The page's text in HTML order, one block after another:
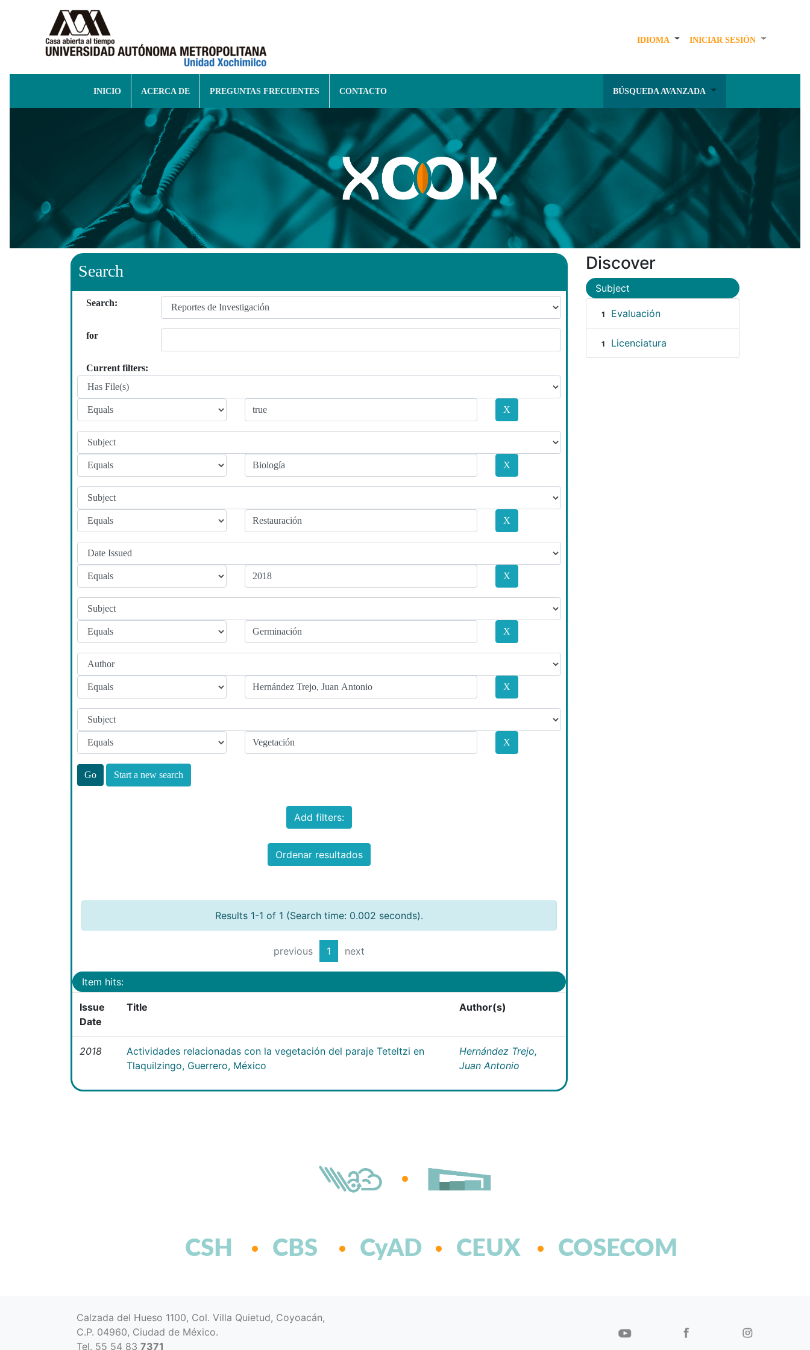
IDIOMA INICIAR SESIÓN
INICIO ACERCA DE PREGUNTAS FRECUENTES CONTACTO BÚSQUEDA AVANZADA
Search
Search:
for
Current filters:
Start a new search
Add filters:
Ordenar resultados
Results 1-1 of 1 (Search time: 0.002 seconds).
previous 1 next
Item hits:
Issue
Date
Title Author(s)
2018
Actividades relacionadas con la vegetación del paraje Teteltzi en
Tlaquilzingo, Guerrero, México
Hernández Trejo,
Juan Antonio
Discover
Subject
1 Evaluación
1 Licenciatura
CSH CBS CyAD CEUX COSECOM
Calzada del Hueso 1100, Col. Villa Quietud, Coyoacán,
C.P. 04960, Ciudad de México.
Tel. 55 54 83 7371